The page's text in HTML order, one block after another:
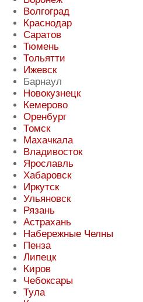
Волгоград
Краснодар
Саратов
Тюмень
Тольятти
Ижевск
Барнаул
Новокузнецк
Кемерово
Оренбург
Томск
Махачкала
Владивосток
Ярославль
Хабаровск
Иркутск
Ульяновск
Рязань
Астрахань
Набережные Челны
Пенза
Липецк
Киров
Чебоксары
Тула